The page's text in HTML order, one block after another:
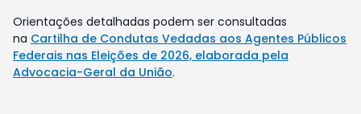
Orientações detalhadas podem ser consultadas
na Cartilha de Condutas Vedadas aos Agentes Públicos
Federais nas Eleições de 2026, elaborada pela
Advocacia-Geral da União.